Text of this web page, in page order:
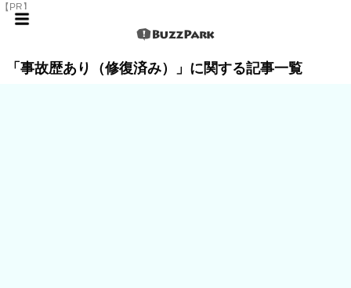
【PR】
「事故歴あり（修復済み）」に関する記事一覧